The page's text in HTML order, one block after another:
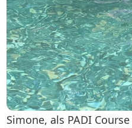
Simone, als PADI